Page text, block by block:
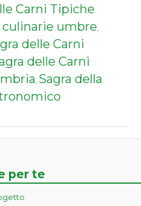
Carni Tipiche
umbre,
delle Carni
delle Carni
, Sagra della
per te